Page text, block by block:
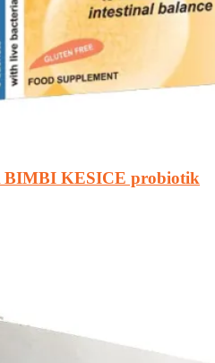
KESICE probiotik